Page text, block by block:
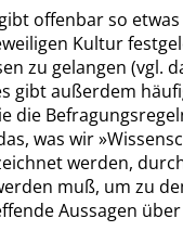
offenbar so
Kultur
zu gelangen (vgl.
gibt außerdem
die
was wir»
werden,
muß, um zu
Aussagen